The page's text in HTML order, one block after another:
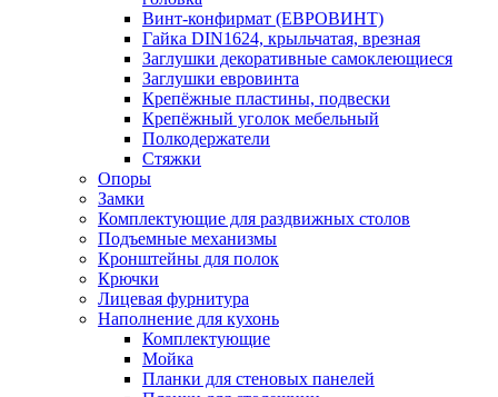
Винт-конфирмат (ЕВРОВИНТ)
Гайка DIN1624, крыльчатая, врезная
Заглушки декоративные самоклеющиеся
Заглушки евровинта
Крепёжные пластины, подвески
Крепёжный уголок мебельный
Полкодержатели
Стяжки
Опоры
Замки
Комплектующие для раздвижных столов
Подъемные механизмы
Кронштейны для полок
Крючки
Лицевая фурнитура
Наполнение для кухонь
Комплектующие
Мойка
Планки для стеновых панелей